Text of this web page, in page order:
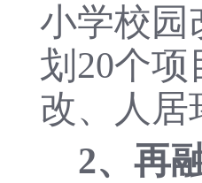
小学校园
划20个
改、人居
2、再